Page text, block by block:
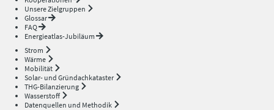
Unsere Zielgruppen
Glossar
FAQ
Energieatlas-Jubiläum
Strom
Wärme
Mobilität
Solar- und Gründachkataster
THG-Bilanzierung
Wasserstoff
Datenquellen und Methodik